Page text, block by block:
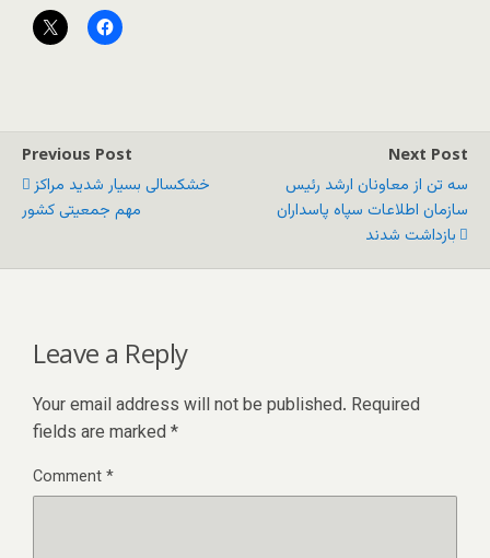
Previous Post
خشکسالی بسیار شدید مراکز
مهم جمعیتی کشور
Next Post
سه تن از معاونان ارشد رئیس
سازمان اطلاعات سپاه پاسداران
بازداشت شدند
Leave a Reply
Your email address will not be published. Required
fields are marked *
Comment*